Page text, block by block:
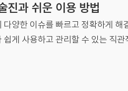
진과 쉬운 이용 방법
다양한 이슈를 빠르고 정확하게 해
쉽게 사용하고 관리할 수 있는 직관